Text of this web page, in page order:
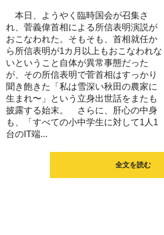
本日、ようやく臨時国会が召集さ
れ、菅義偉首相による所信表明演説が
おこなわれた。そもそも、首相就任か
ら所信表明が1カ月以上もおこなわれな
いということ自体が異常事態だった
が、その所信表明で菅首相はすっかり
聞き飽きた「私は雪深い秋田の農家に
生まれ〜」という立身出世話をまたも
披露する始末。 さらに、肝心の中身
も、「すべての小中学生に対して1人1
台のIT端...
全文を読む